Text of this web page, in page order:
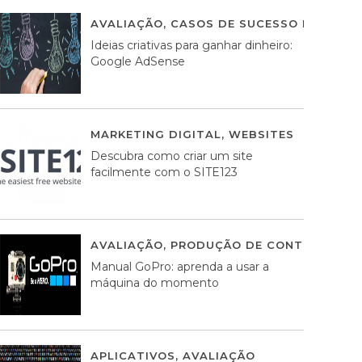
AVALIAÇÃO, CASOS DE SUCESSO DE
Ideias criativas para ganhar dinheiro:
Google AdSense
MARKETING DIGITAL, WEBSITES
Descubra como criar um site
facilmente com o SITE123
AVALIAÇÃO, PRODUÇÃO DE CONTEÚDOS
Manual GoPro: aprenda a usar a
máquina do momento
APLICATIVOS, AVALIAÇÃO